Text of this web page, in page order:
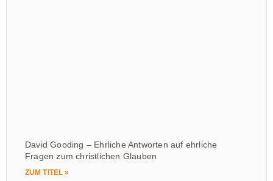
David Gooding – Ehrliche Antworten auf ehrliche
Fragen zum christlichen Glauben
ZUM TITEL »